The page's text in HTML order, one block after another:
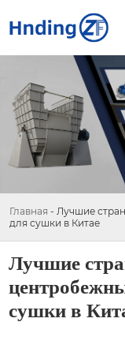
Главная - Лучшие
для сушки в Китае
Лучшие
сушки в